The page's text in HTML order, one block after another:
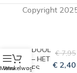
Copyright
Menu
Winkelwagen
DOOL
– HET
ES
€7,95
€ 2,40